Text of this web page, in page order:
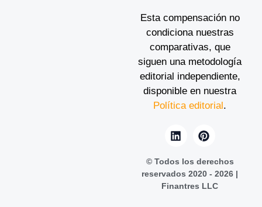
Esta compensación no
condiciona nuestras
comparativas, que
siguen una metodología
editorial independiente,
disponible en nuestra
Política editorial.
© Todos los derechos
reservados 2020 - 2026 |
Finantres LLC